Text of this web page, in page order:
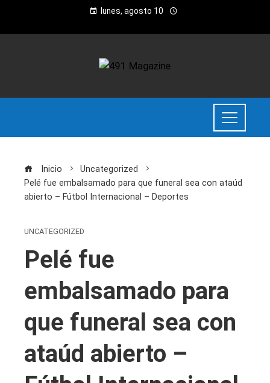
lunes, agosto 10
Inicio
Uncategorized
Pelé fue embalsamado para que funeral sea con ataúd
abierto – Fútbol Internacional – Deportes
UNCATEGORIZED
Pelé fue
embalsamado para
que funeral sea con
ataúd abierto –